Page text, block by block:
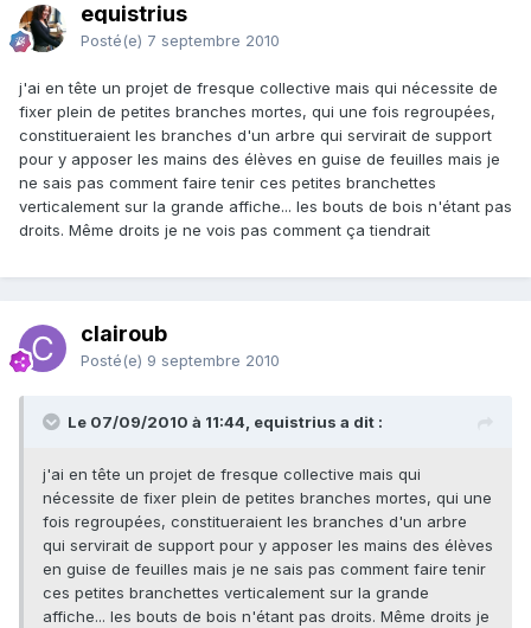
equistrius
Posté(e) 7 septembre 2010
j'ai en tête un projet de fresque collective mais qui nécessite de
fixer plein de petites branches mortes, qui une fois regroupées,
constitueraient les branches d'un arbre qui servirait de support
pour y apposer les mains des élèves en guise de feuilles mais je
ne sais pas comment faire tenir ces petites branchettes
verticalement sur la grande affiche... les bouts de bois n'étant pas
droits. Même droits je ne vois pas comment ça tiendrait
clairoub
Posté(e) 9 septembre 2010
Le 07/09/2010 à 11:44, equistrius a dit :
j'ai en tête un projet de fresque collective mais qui
nécessite de fixer plein de petites branches mortes, qui une
fois regroupées, constitueraient les branches d'un arbre
qui servirait de support pour y apposer les mains des élèves
en guise de feuilles mais je ne sais pas comment faire tenir
ces petites branchettes verticalement sur la grande
affiche... les bouts de bois n'étant pas droits. Même droits je